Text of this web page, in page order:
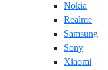
Nokia
Realme
Samsung
Sony
Xiaomi